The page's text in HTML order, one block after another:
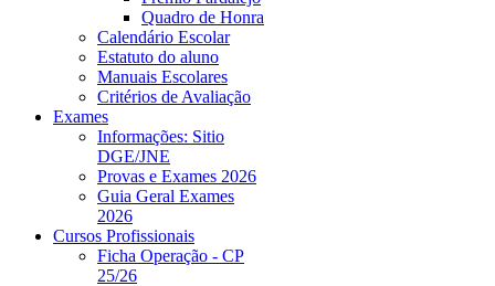
Quadro de Honra
Calendário Escolar
Estatuto do aluno
Manuais Escolares
Critérios de Avaliação
Exames
Informações: Sitio
DGE/JNE
Provas e Exames 2026
Guia Geral Exames
2026
Cursos Profissionais
Ficha Operação - CP
25/26